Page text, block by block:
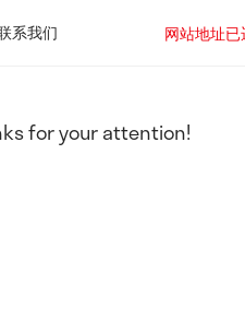
系我们
网站地址
for your attention!